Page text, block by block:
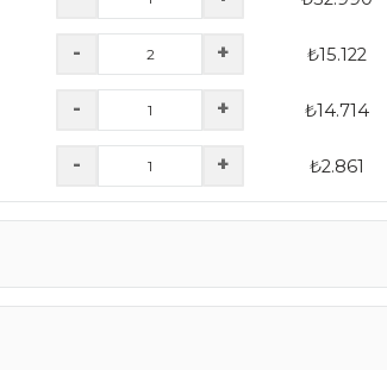
- + ₺15.122
- + ₺14.714
- + ₺2.861